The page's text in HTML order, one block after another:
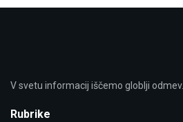
V svetu informacij iščemo globlji odmev.
Rubrike